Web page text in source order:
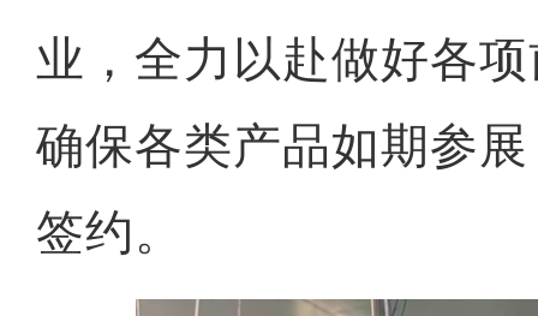
业，全力以赴做好各
确保各类产品如期参
签约。